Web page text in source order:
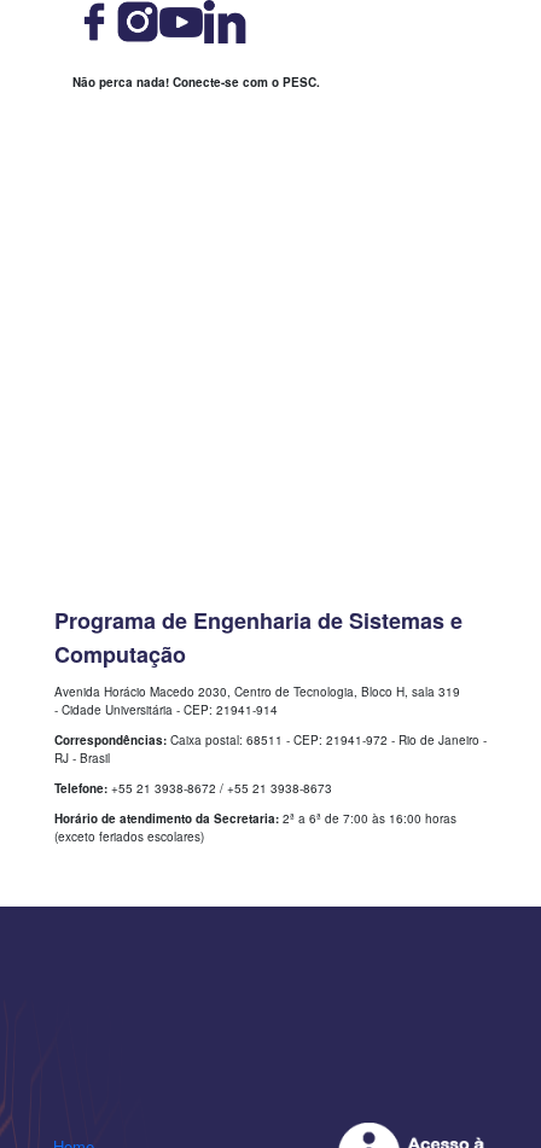
Não perca nada! Conecte-se com o PESC.
Programa de Engenharia de Sistemas e
Computação
Avenida Horácio Macedo 2030, Centro de Tecnologia, Bloco H, sala 319
- Cidade Universitária - CEP: 21941-914
Correspondências: Caixa postal: 68511 - CEP: 21941-972 - Rio de Janeiro -
RJ - Brasil
Telefone: +55 21 3938-8672 / +55 21 3938-8673
Horário de atendimento da Secretaria: 2ª a 6ª de 7:00 às 16:00 horas
(exceto feriados escolares)